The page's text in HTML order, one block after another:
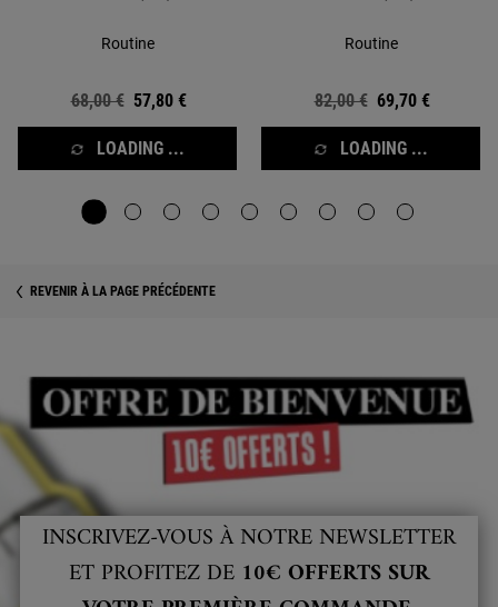
Routine
Ancien prix
68,00 € Nouveau prix
57,80 €
LOADING ...
Routine
Ancien prix
82,00 € Nouveau prix
69,70 €
LOADING ...
REVENIR À LA PAGE PRÉCÉDENTE
INSCRIVEZ-VOUS À NOTRE NEWSLETTER
ET PROFITEZ DE 10€ OFFERTS SUR